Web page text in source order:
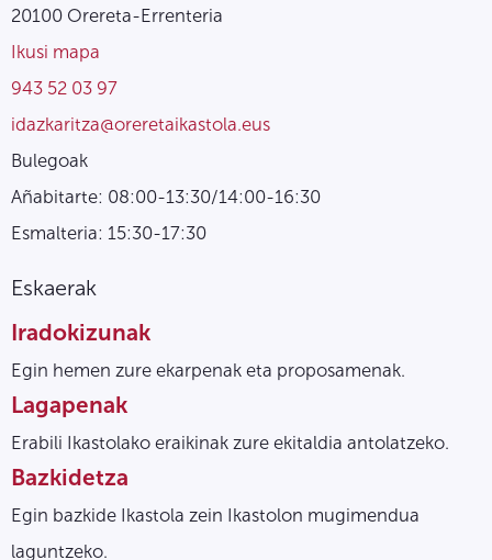
20100 Orereta-Errenteria
Ikusi mapa
943 52 03 97
idazkaritza@oreretaikastola.eus
Bulegoak
Añabitarte: 08:00-13:30/14:00-16:30
Esmalteria: 15:30-17:30
Eskaerak
Iradokizunak
Egin hemen zure ekarpenak eta proposamenak.
Lagapenak
Erabili Ikastolako eraikinak zure ekitaldia antolatzeko.
Bazkidetza
Egin bazkide Ikastola zein Ikastolon mugimendua
laguntzeko.